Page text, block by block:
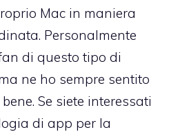
Mac in maniera
Personalmente
di questo tipo di
ne ho sempre sentito
Se siete interessati
di app per la